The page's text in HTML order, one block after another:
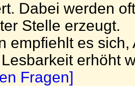
Dabei werden
Stelle erzeugt.
empfiehlt es
erhöht
Fragen]